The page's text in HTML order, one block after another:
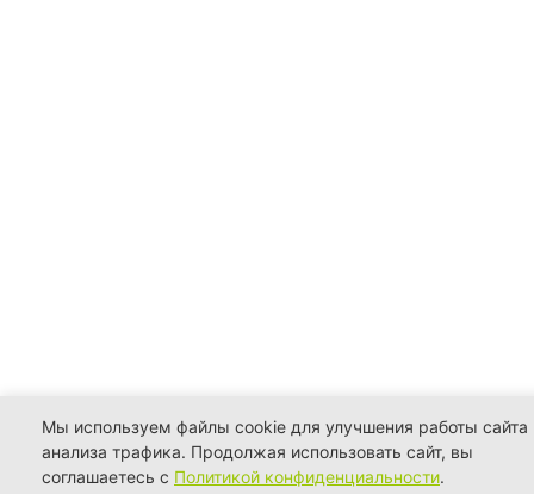
Мы используем файлы cookie для улучшения работы сайта
анализа трафика. Продолжая использовать сайт, вы
соглашаетесь с Политикой конфиденциальности.